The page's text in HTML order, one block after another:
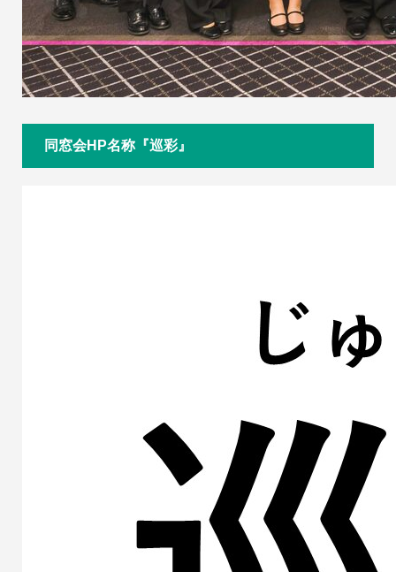
同窓会HP名称『巡彩』